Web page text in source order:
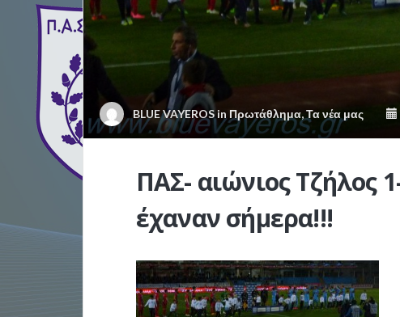
BLUE VAYEROS in Πρωτάθλημα,Τα νέα μας
ΠΑΣ- αιώνιος Τζήλος
έχαναν σήμερα!!!